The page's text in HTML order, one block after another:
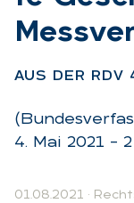
AUS DER
4. Mai 2021 –
01.08.2021 ·